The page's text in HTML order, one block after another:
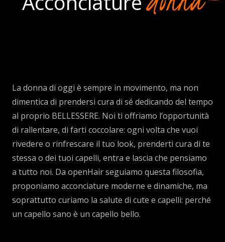
La donna di oggi è sempre in movimento, ma non
dimentica di prendersi cura di sé dedicando del tempo
al proprio BELLESSERE. Noi ti offriamo l’opportunità
di rallentare, di farti coccolare: ogni volta che vuoi
rivedere o rinfrescare il tuo look, prenderti cura di te
stessa o dei tuoi capelli, entra e lascia che pensiamo
a tutto noi. Da openHair seguiamo questa filosofia,
proponiamo acconciature moderne e dinamiche, ma
soprattutto curiamo la salute di cute e capelli: perché
un capello sano è un capello bello.